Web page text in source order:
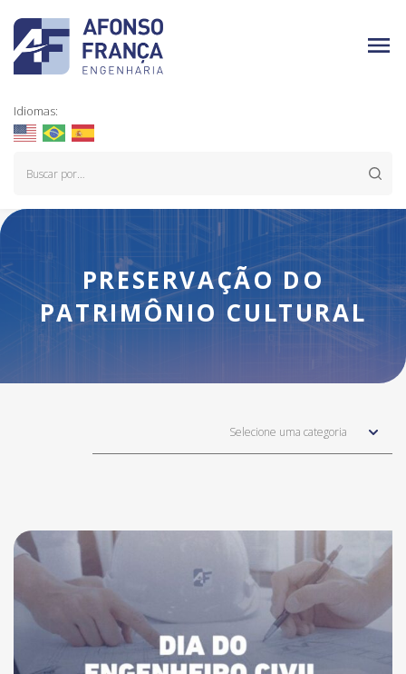
Idiomas:
PRESERVAÇÃO DO
PATRIMÔNIO CULTURAL
Selecione uma categoria